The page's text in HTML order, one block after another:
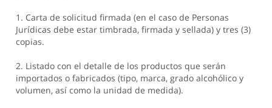
1. Carta de solicitud firmada (en el caso de Personas
Jurídicas debe estar timbrada, firmada y sellada) y tres (3)
copias.
2. Listado con el detalle de los productos que serán
importados o fabricados (tipo, marca, grado alcohólico y
volumen, así como la unidad de medida).